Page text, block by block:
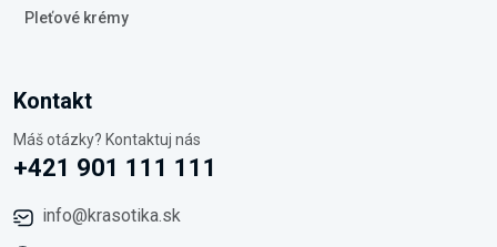
Pleťové krémy
Kontakt
Máš otázky? Kontaktuj nás
+421 901 111 111
info@krasotika.sk